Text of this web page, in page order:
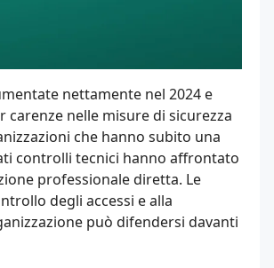
nettamente nel 2024 e
nelle misure di sicurezza
che hanno subito una
controlli tecnici hanno affrontato
professionale diretta. Le
degli accessi e alla
può difendersi davanti